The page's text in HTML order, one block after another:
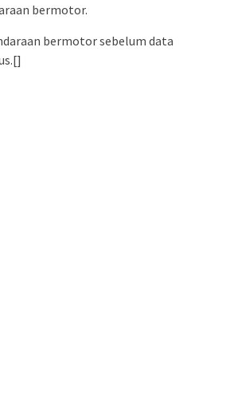
bermotor.
bermotor sebelum data